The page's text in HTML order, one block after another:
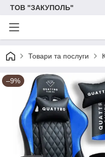
ТОВ "ЗАКУПОЛЬ"
Товари та послуги
–9%